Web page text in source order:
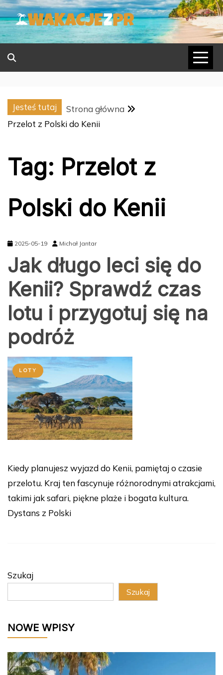
Skip
to
content
Jesteś tutaj
Strona główna
Przelot z Polski do Kenii
Tag: Przelot z
Polski do Kenii
2025-05-19 Michał Jantar
Jak długo leci się do
Kenii? Sprawdź czas
lotu i przygotuj się na
podróż
LOTY
Kiedy planujesz wyjazd do Kenii, pamiętaj o czasie
przelotu. Kraj ten fascynuje różnorodnymi atrakcjami,
takimi jak safari, piękne plaże i bogata kultura.
Dystans z Polski
Szukaj
Szukaj
NOWE WPISY